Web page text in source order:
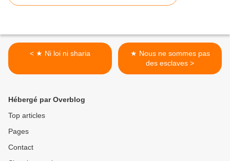
< ★ Ni loi ni sharia
★ Nous ne sommes pas
des esclaves >
Hébergé par Overblog
Top articles
Pages
Contact